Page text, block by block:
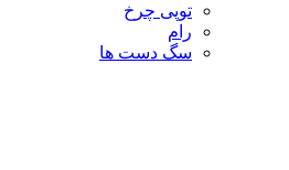
توپی چرخ
رام
سگ دست ها